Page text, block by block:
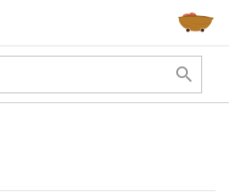
